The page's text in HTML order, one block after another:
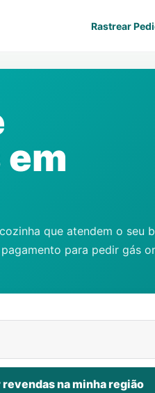
Rastrear
que atendem o seu
para pedir gás
revendas na minha região